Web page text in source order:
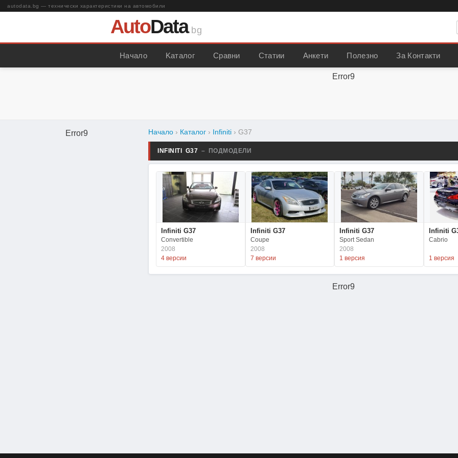
autodata.bg — технически характеристики на автомобили
AutoData.bg
Начало Kаталог Сравни Статии Анкети Полезно За Контакти
Error9
Error9 Начало › Каталог › Infiniti › G37
INFINITI G37 – ПОДМОДЕЛИ
Infiniti G37
Convertible
2008
4 версии
Infiniti G37
Coupe
2008
7 версии
Infiniti G37
Sport Sedan
2008
1 версия
Infiniti
Cabrio
1 версия
Error9